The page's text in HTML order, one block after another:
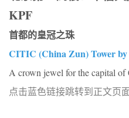
KPF
首都的皇冠之珠
CITIC (China Zun) Tower
A crown jewel for the capital of
点击蓝色链接跳转到正文页